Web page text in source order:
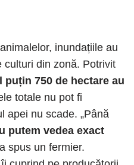
inundațiile au
culturi din zonă. Potrivit
puțin 750 de hectare au
totale nu pot fi
apei nu scade. „Până
putem vedea exact
spus un fermier.